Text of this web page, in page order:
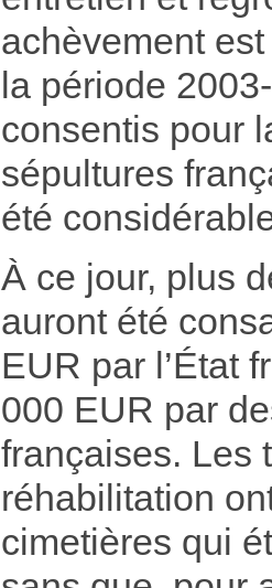
achèvement
la période
consentis pour
sépultures
été
À ce jour, plus
auront été
EUR par l’État
000 EUR par
françaises. Les
réhabilitation
cimetières qui